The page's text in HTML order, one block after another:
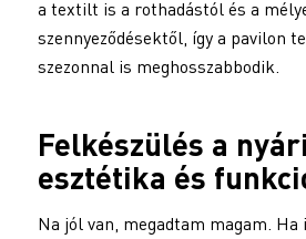
a textilt is a rothadástól és a
szennyeződésektől, így a pavilon
szezonnal is meghosszabbodik.
Felkészülés a
esztétika és
Na jól van, megadtam magam. Ha